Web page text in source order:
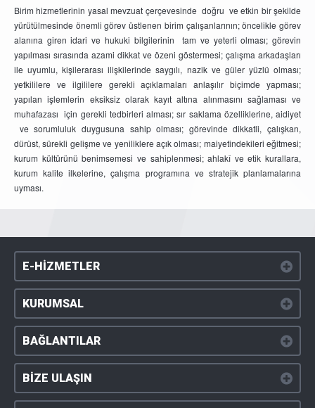
Birim hizmetlerinin yasal mevzuat çerçevesinde doğru ve etkin bir şekilde
yürütülmesinde önemli görev üstlenen birim çalışanlarının; öncelikle görev
alanına giren idari ve hukuki bilgilerinin tam ve yeterli olması; görevin
yapılması sırasında azami dikkat ve özeni göstermesi; çalışma arkadaşları
ile uyumlu, kişilerarası ilişkilerinde saygılı, nazik ve güler yüzlü olması;
yetkililere ve ilgililere gerekli açıklamaları anlaşılır biçimde yapması;
yapılan işlemlerin eksiksiz olarak kayıt altına alınmasını sağlaması ve
muhafazası için gerekli tedbirleri alması; sır saklama özelliklerine, aidiyet
ve sorumluluk duygusuna sahip olması; görevinde dikkatli, çalışkan,
dürüst, sürekli gelişme ve yeniliklere açık olması; maiyetindekileri eğitmesi;
kurum kültürünü benimsemesi ve sahiplenmesi; ahlakî ve etik kurallara,
kurum kalite ilkelerine, çalışma programına ve stratejik planlamalarına
uyması.
E-HİZMETLER
KURUMSAL
BAĞLANTILAR
BİZE ULAŞIN